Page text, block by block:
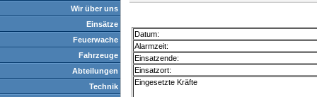
Wir über uns
Einsätze
Feuerwache
Fahrzeuge
Abteilungen
Technik
Datum:
Alarmzeit:
Einsatzende:
Einsatzort:
Eingesetzte Kräfte